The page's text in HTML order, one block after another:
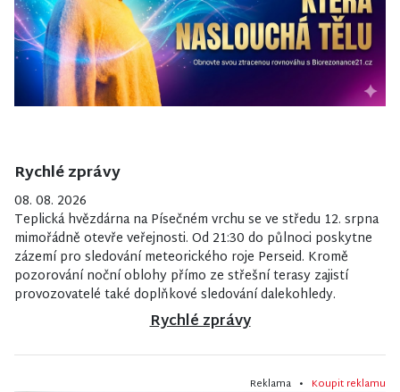
Rychlé zprávy
08. 08. 2026
Teplická hvězdárna na Písečném vrchu se ve středu 12. srpna
mimořádně otevře veřejnosti. Od 21:30 do půlnoci poskytne
zázemí pro sledování meteorického roje Perseid. Kromě
pozorování noční oblohy přímo ze střešní terasy zajistí
provozovatelé také doplňkové sledování dalekohledy.
Rychlé zprávy
Reklama • Koupit reklamu